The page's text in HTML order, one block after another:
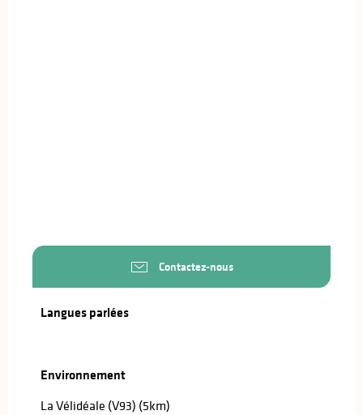
Contactez-nous
Langues parlées
Langues parlées
Environnement
Environnement
La Vélidéale (V93) (5km)